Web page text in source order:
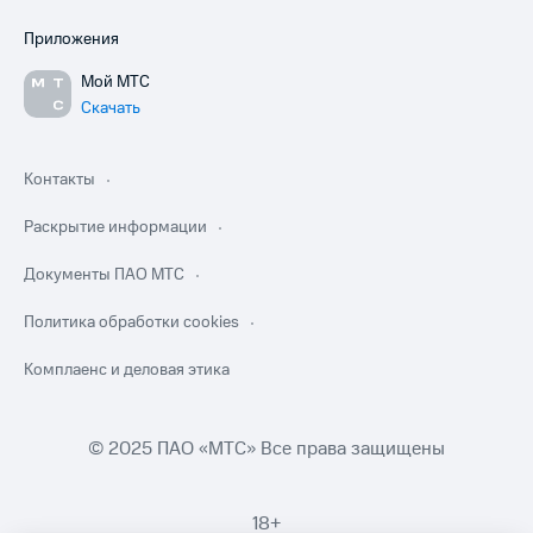
Приложения
Мой МТС
Скачать
Контакты
Раскрытие информации
Документы ПАО МТС
Политика обработки cookies
Комплаенс и деловая этика
© 2025 ПАО «МТС» Все права защищены
18+